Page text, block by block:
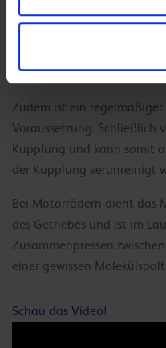
SBK 10W50. Es bietet
selbst und vor allem unter
Zudem ist ein
Voraussetzung. Schließlich
Kupplung und kann somit
der Kupplung verunreinigt
Bei Motorrädern dient das
des Getriebes und ist im
Zusammenpressen
einer gewissen
Schau das Video!